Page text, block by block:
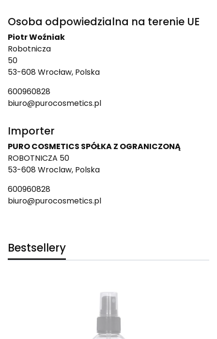
Osoba odpowiedzialna na terenie UE
Piotr Woźniak
Robotnicza
50
53-608 Wrocław, Polska
600960828
biuro@purocosmetics.pl
Importer
PURO COSMETICS SPÓŁKA Z OGRANICZONĄ
ROBOTNICZA 50
53-608 Wroclaw, Polska
600960828
biuro@purocosmetics.pl
Bestsellery